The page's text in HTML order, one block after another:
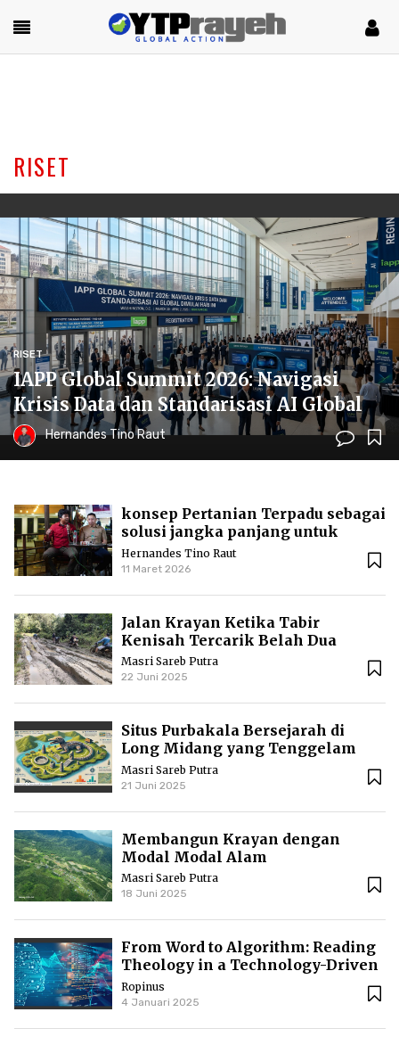
RISET
RISET
IAPP Global Summit 2026: Navigasi
Krisis Data dan Standarisasi AI Global
Hernandes Tino Raut
konsep Pertanian Terpadu sebagai
solusi jangka panjang untuk
menjaga kesuburan lahan dan
kesejahteraan ekonomi
Hernandes Tino Raut
11 Maret 2026
Jalan Krayan Ketika Tabir
Kenisah Tercarik Belah Dua
Masri Sareb Putra
22 Juni 2025
Situs Purbakala Bersejarah di
Long Midang yang Tenggelam
Dibelah Jalan
Masri Sareb Putra
21 Juni 2025
Membangun Krayan dengan
Modal Modal Alam
Masri Sareb Putra
18 Juni 2025
From Word to Algorithm: Reading
Theology in a Technology-Driven
World
Ropinus
4 Januari 2025